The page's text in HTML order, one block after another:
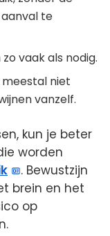
te
vaak als nodig.
niet
vanzelf.
kun je beter
worden
. Bewustzijn
brein en het
op